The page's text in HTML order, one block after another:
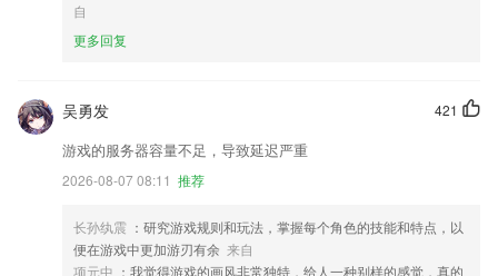
自
更多回复
421
吴勇发
游戏的服务器容量不足，导致延迟严重
2026-08-07 08:11 推荐
长孙纨震 ：研究游戏规则和玩法，掌握每个角色的技能和特点，以
便在游戏中更加游刃有余 来自
项元中 ：我觉得游戏的画风非常独特，给人一种别样的感觉，真的